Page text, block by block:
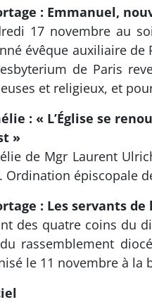
: Emmanuel,
17 novembre au
évêque auxiliaire de
de Paris
et religieux, et
: « L’Église se
»
de Mgr Laurent
Ordination épiscopale
: Les servants
des quatre coins du
rassemblement
le 11 novembre à